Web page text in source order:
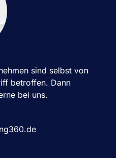
sind selbst von
betroffen. Dann
bei uns.